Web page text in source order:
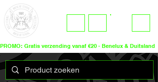
PROMO: Gratis verzending vanaf €20 - Benelux & Duitsland